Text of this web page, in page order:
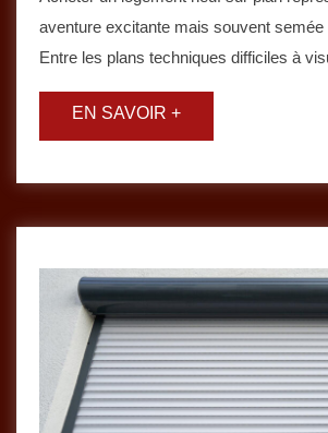
aventure excitante mais souvent semée
Entre les plans techniques difficiles à